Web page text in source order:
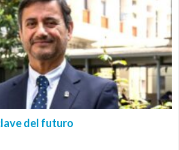
del futuro